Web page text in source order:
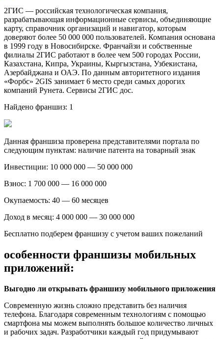
2ГИС — российская технологическая компания,
разрабатывающая информационные сервисы, объединяющие
карту, справочник организаций и навигатор, которым
доверяют более 50 000 000 пользователей. Компания основана
в 1999 году в Новосибирске. Франчайзи и собственные
филиалы 2ГИС работают в более чем 500 городах России,
Казахстана, Кипра, Украины, Кыргызстана, Узбекистана,
Азербайджана и ОАЭ. По данным авторитетного издания
«Форбс» 2GIS занимает 6 место среди самых дорогих
компаний Рунета. Сервисы 2ГИС дос.
Найдено франшиз: 1
Данная франшиза проверена представителями портала по
следующим пунктам: наличие патента на товарный знак
Инвестиции: 10 000 000 — 50 000 000
Взнос: 1 700 000 — 16 000 000
Окупаемость: 40 — 60 месяцев
Доход в месяц: 4 000 000 — 30 000 000
Бесплатно подберем франшизу с учетом ваших пожеланий
особенности франшизы мобильных
приложений:
Выгодно ли открывать франшизу мобильного приложения
Современную жизнь сложно представить без наличия
телефона. Благодаря современным технологиям с помощью
смартфона мы можем выполнять большое количество личных
и рабочих задач. Разработчики каждый год придумывают